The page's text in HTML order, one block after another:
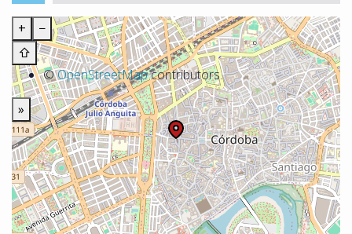
+
−
⇧
©OpenStreetMapcontributors.
»